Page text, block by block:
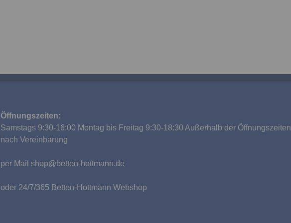
Öffnungszeiten:
Samstags 9:30-16:00 Montag bis Freitag 9:30-18:30 Außerhalb der Öffnungszeiten
nach Vereinbarung
per Mail shop@betten-hottmann.de
oder 24/7/365 Betten-Hottmann Webshop